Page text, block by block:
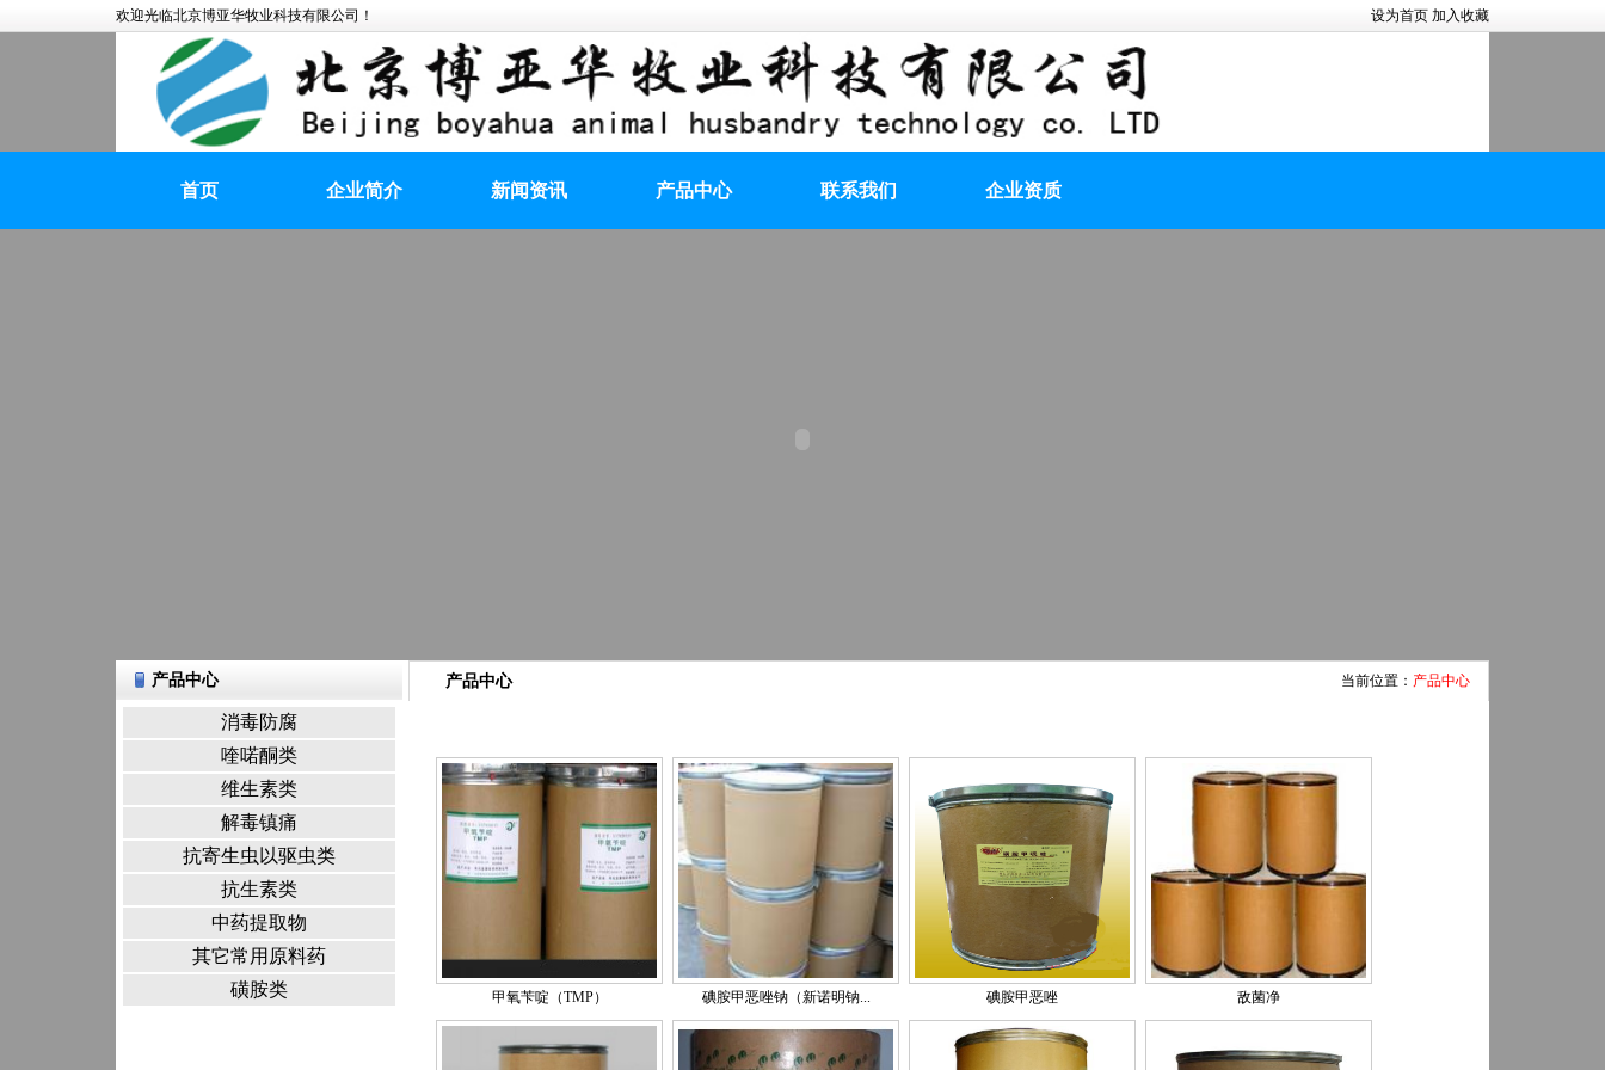
欢迎光临北京博亚华牧业科技有限公司！ 设为首页 加入收藏
首页 企业简介 新闻资讯 产品中心 联系我们 企业资质
产品中心
消毒防腐
喹喏酮类
维生素类
解毒镇痛
抗寄生虫以驱虫类
抗生素类
中药提取物
其它常用原料药
磺胺类
当前位置： 产品中心
产品中心
甲氧苄啶（TMP） 碘胺甲恶唑钠（新诺明钠... 碘胺甲恶唑 敌菌净